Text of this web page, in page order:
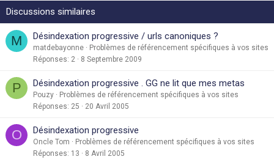
Discussions similaires
M Désindexation progressive / urls canoniques ?
matdebayonne
Problèmes de référencement spécifiques à vos sites
Réponses 2 8 Septembre 2009
P Désindexation progressive . GG ne lit que mes metas
Pouzy
Problèmes de référencement spécifiques à vos sites
Réponses 25 20 Avril 2005
O Désindexation progressive
Oncle Tom
Problèmes de référencement spécifiques à vos sites
Réponses 13 8 Avril 2005